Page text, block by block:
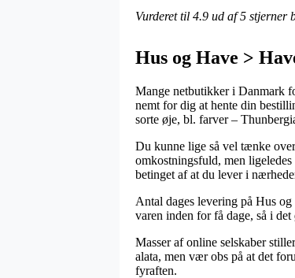
Vurderet til 4.9 ud af 5 stjerner
Hus og Have >
Mange netbutikker i Danmark
nemt for dig at hente din
sorte øje, bl. farver –
Du kunne lige så vel tænke
omkostningsfuld, men
betinget af at du lever i
Antal dages levering på Hus
varen inden for få dage, så i
Masser af online selskaber
alata, men vær obs på at det
fyraften.